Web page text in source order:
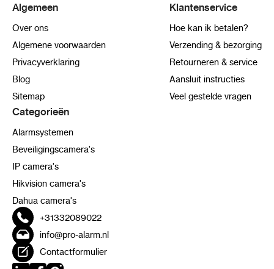
Algemeen
Over ons
Algemene voorwaarden
Privacyverklaring
Blog
Sitemap
Klantenservice
Hoe kan ik betalen?
Verzending & bezorging
Retourneren & service
Aansluit instructies
Veel gestelde vragen
Categorieën
Alarmsystemen
Beveiligingscamera's
IP camera's
Hikvision camera's
Dahua camera's
+31332089022
info@pro-alarm.nl
Contactformulier